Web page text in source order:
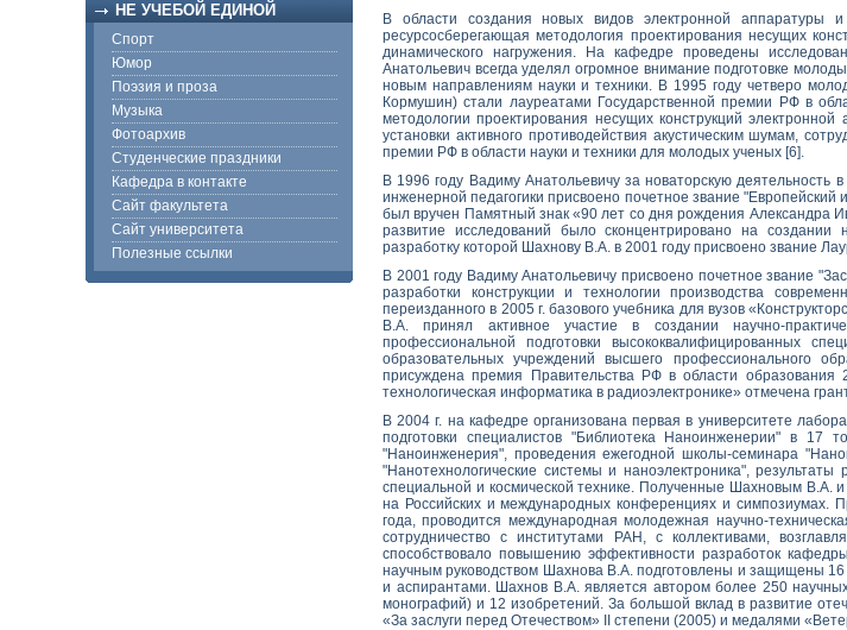
НЕ УЧЕБОЙ ЕДИНОЙ
Спорт
Юмор
Поэзия и проза
Музыка
Фотоархив
Студенческие праздники
Кафедра в контакте
Сайт факультета
Сайт университета
Полезные ссылки
В области создания новых видов электронной аппаратуры
ресурсосберегающая методология проектирования несущих
динамического нагружения. На кафедре проведены
Анатольевич всегда уделял огромное внимание подготовке
новым направлениям науки и техники. В 1995 году четверо
Кормушин) стали лауреатами Государственной премии РФ в
методологии проектирования несущих конструкций
установки активного противодействия акустическим шумам,
премии РФ в области науки и техники для молодых ученых [6].
В 1996 году Вадиму Анатольевичу за новаторскую
инженерной педагогики присвоено почетное звание
был вручен Памятный знак «90 лет со дня рождения Александра
развитие исследований было сконцентрировано на создании
разработку которой Шахнову В.А. в 2001 году присвоено звание
В 2001 году Вадиму Анатольевичу присвоено почетное звание
разработки конструкции и технологии производства
переизданного в 2005 г. базового учебника для вузов
В.А. принял активное участие в создании научно-
профессиональной подготовки высококвалифицированных
образовательных учреждений высшего профессионального
присуждена премия Правительства РФ в области
технологическая информатика в радиоэлектронике» отмечена
В 2004 г. на кафедре организована первая в университете
подготовки специалистов "Библиотека Наноинженерии" в 17
"Наноинженерия", проведения ежегодной школы-семинара
"Нанотехнологические системы и наноэлектроника",
специальной и космической технике. Полученные Шахновым В.А.
на Российских и международных конференциях и симпозиумах.
года, проводится международная молодежная научно-
сотрудничество с институтами РАН, с коллективами,
способствовало повышению эффективности разработок
научным руководством Шахнова В.А. подготовлены и защищены 16
и аспирантами. Шахнов В.А. является автором более 250
монографий) и 12 изобретений. За большой вклад в развитие
«За заслуги перед Отечеством» II степени (2005) и медалями